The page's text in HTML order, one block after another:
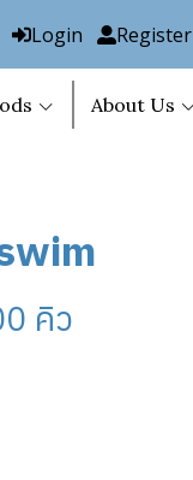
Login Register
About Us
คิว